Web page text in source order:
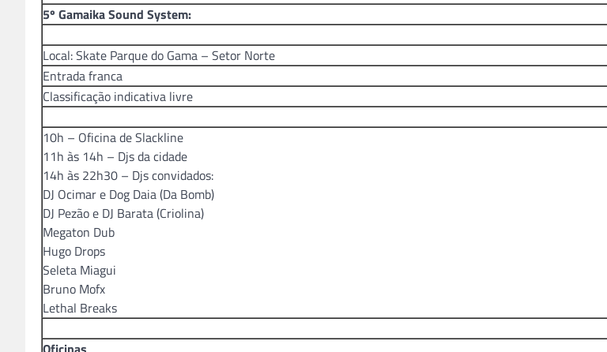
5º Gamaika Sound System:
Local: Skate Parque do Gama – Setor Norte
Entrada franca
Classificação indicativa livre
10h – Oficina de Slackline
11h às 14h – Djs da cidade
14h às 22h30 – Djs convidados:
DJ Ocimar e Dog Daia (Da Bomb)
DJ Pezão e DJ Barata (Criolina)
Megaton Dub
Hugo Drops
Seleta Miagui
Bruno Mofx
Lethal Breaks